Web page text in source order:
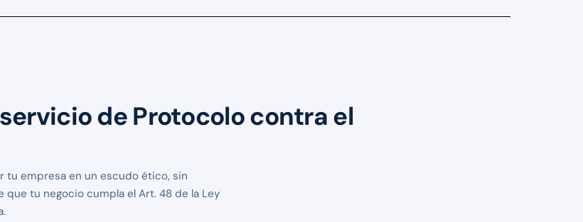
de Protocolo contra el
tu empresa en un escudo ético, sin
tu negocio cumpla el Art. 48 de la Ley